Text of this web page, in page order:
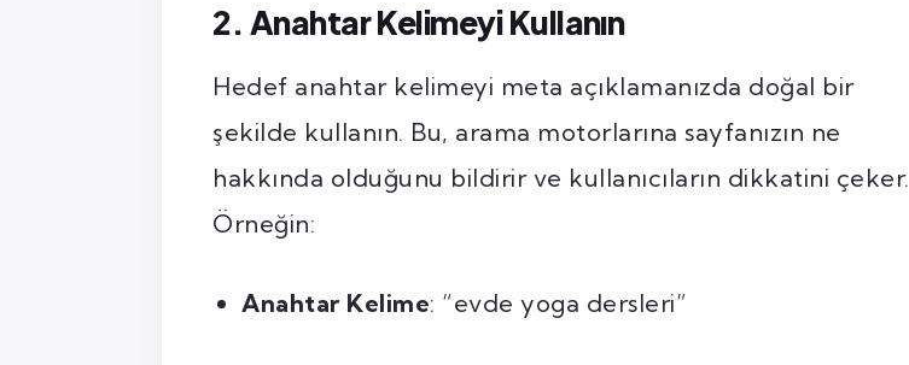
2. Anahtar Kelimeyi Kullanın
Hedef anahtar kelimeyi meta açıklamanızda doğal bir
şekilde kullanın. Bu, arama motorlarına sayfanızın ne
hakkında olduğunu bildirir ve kullanıcıların dikkatini çeker.
Örneğin:
Anahtar Kelime: “evde yoga dersleri”